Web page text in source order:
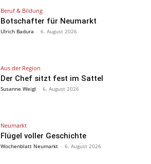
Beruf & Bildung
Botschafter für Neumarkt
Ulrich Badura - 6. August 2026
Aus der Region
Der Chef sitzt fest im Sattel
Susanne Weigl - 6. August 2026
Neumarkt
Flügel voller Geschichte
Wochenblatt Neumarkt - 6. August 2026